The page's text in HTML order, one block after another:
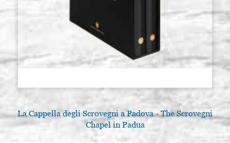
La Cappella degli Scrovegni a Padova - The Scrovegni
Chapel in Padua